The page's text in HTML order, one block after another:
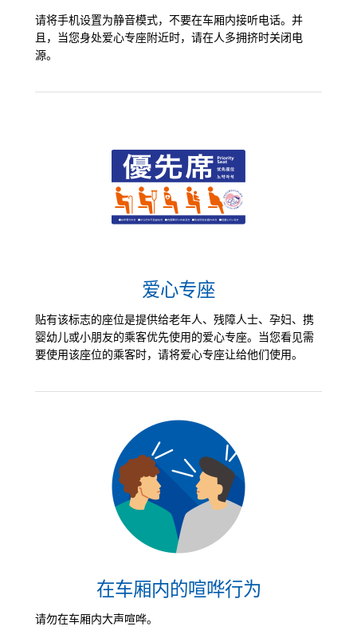
请将手机设置为静音模式，不要在车厢内接听电话。并
且，当您身处爱心专座附近时，请在人多拥挤时关闭电
源。
爱心专座
贴有该标志的座位是提供给老年人、残障人士、孕妇、携
婴幼儿或小朋友的乘客优先使用的爱心专座。当您看见需
要使用该座位的乘客时，请将爱心专座让给他们使用。
在车厢内的喧哗行为
请勿在车厢内大声喧哗。